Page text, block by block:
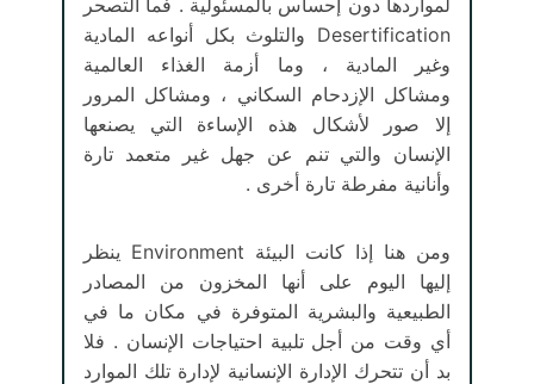
Desertification والتلوث بكل أنواعه المادية
وغير المادية ، وما أزمة الغذاء العالمية
ومشاكل الإزدحام السكاني ، ومشاكل المرور
إلا صور لأشكال هذه الإساءة التي يصنعها
الإنسان والتي تنم عن جهل غير متعمد تارة
وأنانية مفرطة تارة أخرى .
ومن هنا إذا كانت البيئة Environment ينظر
إليها اليوم على أنها المخزون من المصادر
الطبيعية والبشرية المتوفرة في مكان ما في
أي وقت من أجل تلبية احتياجات الإنسان . فلا
بد أن تتحرك الإدارة الإنسانية لإدارة تلك الموارد